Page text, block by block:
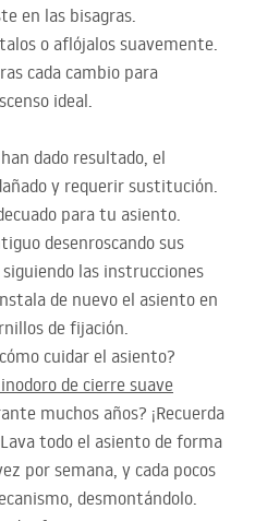
en las bisagras.
o aflójalos suavemente.
cada cambio para
ideal.
dado resultado, el
y requerir sustitución.
para tu asiento.
desenroscando sus
las instrucciones
de nuevo el asiento en
de fijación.
cuidar el asiento?
de cierre suave
muchos años? ¡Recuerda
todo el asiento de forma
por semana, y cada pocos
desmontándolo.